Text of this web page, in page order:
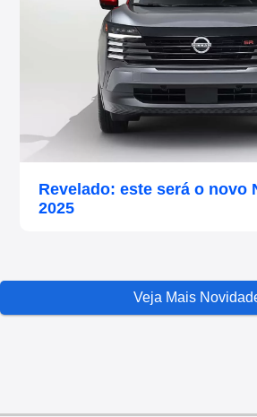
Revelado: este será o novo
2025
Veja Mais